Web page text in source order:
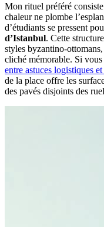
Mon rituel préféré
chaleur ne plombe
d’étudiants se pressent
d’Istanbul. Cette
styles byzantino-
cliché mémorable. Si vous
entre astuces logistiques
de la place offre les
des pavés disjoints des